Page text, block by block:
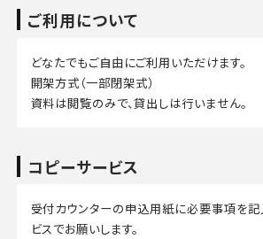
ご利用について
どなたでもご自由にご利用いただけます。
開架方式（一部閉架式）
資料は閲覧のみで、貸出しは行いません。
コピーサービス
受付カウンターの申込用紙に必要事項を記
ビスでお願いします。